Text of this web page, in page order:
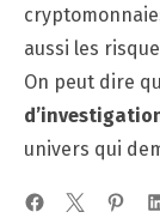
aussi les
On peut dire
univers qui